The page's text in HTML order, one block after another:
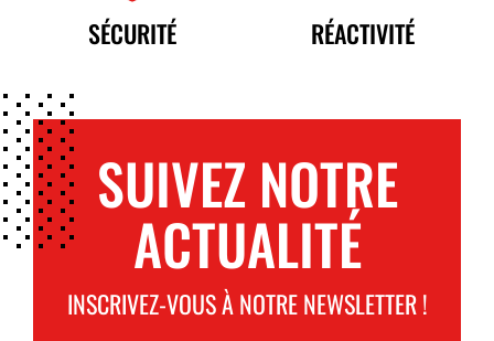
SÉCURITÉ RÉACTIVITÉ
SUIVEZ NOTRE
ACTUALITÉ
INSCRIVEZ-VOUS À NOTRE NEWSLETTER !